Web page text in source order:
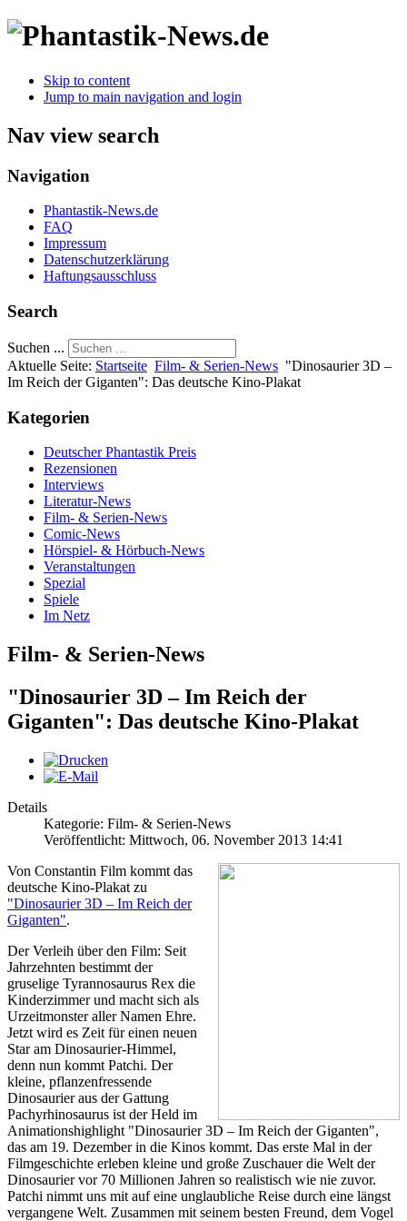
Skip to content
Jump to main navigation and login
Nav view search
Navigation
Phantastik-News.de
FAQ
Impressum
Datenschutzerklärung
Haftungsausschluss
Search
Suchen ...
Aktuelle Seite: Startseite Film- & Serien-News "Dinosaurier 3D –
Im Reich der Giganten": Das deutsche Kino-Plakat
Kategorien
Deutscher Phantastik Preis
Rezensionen
Interviews
Literatur-News
Film- & Serien-News
Comic-News
Hörspiel- & Hörbuch-News
Veranstaltungen
Spezial
Spiele
Im Netz
Film- & Serien-News
"Dinosaurier 3D – Im Reich der
Giganten": Das deutsche Kino-Plakat
Details
Kategorie: Film- & Serien-News
Veröffentlicht: Mittwoch, 06. November 2013 14:41
Von Constantin Film kommt das
deutsche Kino-Plakat zu
"Dinosaurier 3D – Im Reich der
Giganten".
Der Verleih über den Film: Seit
Jahrzehnten bestimmt der
gruselige Tyrannosaurus Rex die
Kinderzimmer und macht sich als
Urzeitmonster aller Namen Ehre.
Jetzt wird es Zeit für einen neuen
Star am Dinosaurier-Himmel,
denn nun kommt Patchi. Der
kleine, pflanzenfressende
Dinosaurier aus der Gattung
Pachyrhinosaurus ist der Held im
Animationshighlight "Dinosaurier 3D – Im Reich der Giganten",
das am 19. Dezember in die Kinos kommt. Das erste Mal in der
Filmgeschichte erleben kleine und große Zuschauer die Welt der
Dinosaurier vor 70 Millionen Jahren so realistisch wie nie zuvor.
Patchi nimmt uns mit auf eine unglaubliche Reise durch eine längst
vergangene Welt. Zusammen mit seinem besten Freund, dem Vogel